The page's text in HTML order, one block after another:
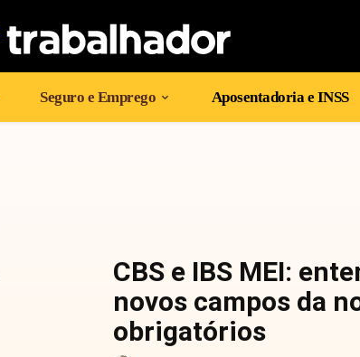
Seguro e Emprego Aposentadoria e INSS
CBS e IBS MEI:
novos campos da
obrigatórios